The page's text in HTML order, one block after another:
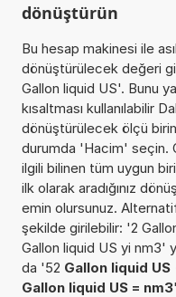
dönüştürün
Bu hesap makinesi ile
dönüştürülecek değeri
Gallon liquid US'. Bunu
kısaltması kullanılabilir
dönüştürülecek ölçü
durumda 'Hacim' seçin.
ilgili bilinen tüm uygun
ilk olarak aradığınız
emin olursunuz.
şekilde girilebilir: '2
Gallon liquid US yi nm3'
da '52 Gallon liquid
Gallon liquid US = nm3